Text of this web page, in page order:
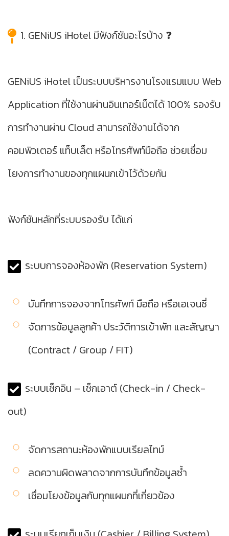
1. GENiUS iHotel มีฟังก์ชันอะไรบ้าง ❓
GENiUS iHotel เป็นระบบบริหารงานโรงแรมแบบ Web
Application ที่ใช้งานผ่านอินเทอร์เน็ตได้ 100% รองรับ
การทำงานผ่าน Cloud สามารถใช้งานได้จาก
คอมพิวเตอร์ แท็บเล็ต หรือโทรศัพท์มือถือ ช่วยเชื่อม
โยงการทำงานของทุกแผนกเข้าไว้ด้วยกัน
ฟังก์ชันหลักที่ระบบรองรับ ได้แก่
ระบบการจองห้องพัก (Reservation System)
บันทึกการจองจากโทรศัพท์ มือถือ หรือเอเจนซี่
จัดการข้อมูลลูกค้า ประวัติการเข้าพัก และสัญญา
(Contract / Group / FIT)
ระบบเช็กอิน – เช็กเอาต์ (Check-in / Check-
out)
จัดการสถานะห้องพักแบบเรียลไทม์
ลดความผิดพลาดจากการบันทึกข้อมูลซ้ำ
เชื่อมโยงข้อมูลกับทุกแผนกที่เกี่ยวข้อง